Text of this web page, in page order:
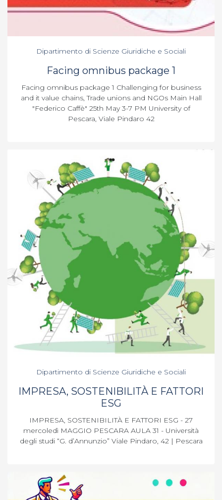
Dipartimento di Scienze Giuridiche e Sociali
Facing omnibus package 1
Facing omnibus package 1 Challenging for business
and it value chains, Trade unions and NGOs Main Hall
"Federico Caffè" 25th May 3-7 PM University of
Pescara, Viale Pindaro 42
Dipartimento di Scienze Giuridiche e Sociali
IMPRESA, SOSTENIBILITÀ E FATTORI
ESG
IMPRESA, SOSTENIBILITÀ E FATTORI ESG - 27
mercoledì MAGGIO PESCARA AULA 31 - Università
degli studi “G. d’Annunzio” Viale Pindaro, 42 | Pescara